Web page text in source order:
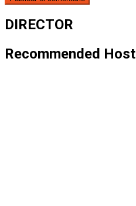
DIRECTOR
Recommended Host